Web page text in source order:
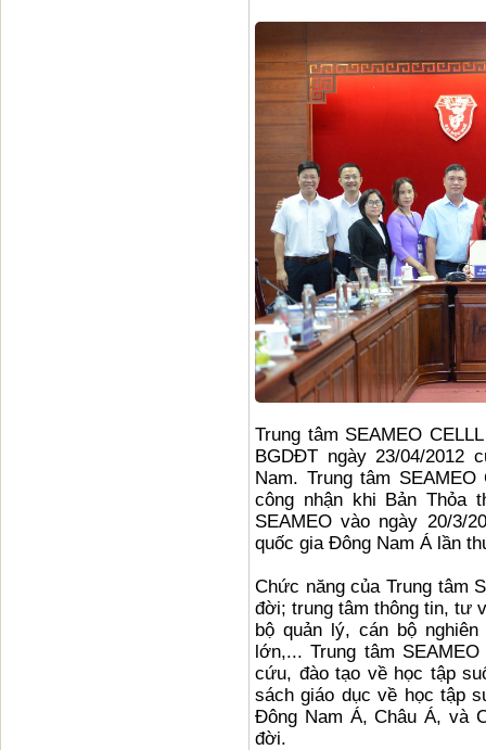
Trung tâm SEAMEO
BGDĐT ngày 23/04/2012
Nam. Trung tâm
công nhận khi Bản Thỏa
SEAMEO vào ngày 20/3/
quốc gia Đông Nam Á lần
Chức năng của Trung tâm
đời; trung tâm thông tin, tư
bộ quản lý, cán bộ
lớn,... Trung tâm
cứu, đào tạo về học tập
sách giáo dục về học tập
Đông Nam Á, Châu Á, và
đời.